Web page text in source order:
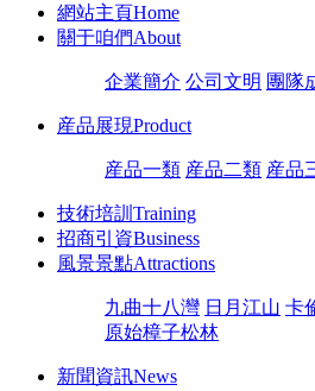
網站主頁Home
關于咱們About
企業簡介 公司文明 團隊
産品展現Product
産品一類 産品二類 産品
技術培訓 Training
招商引資Business
風景景點Attractions
九曲十八灣 日月江山 卡
原始樟子松林
新聞資訊News